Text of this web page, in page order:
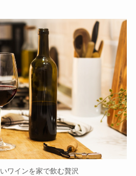
ワインを家で飲む贅沢